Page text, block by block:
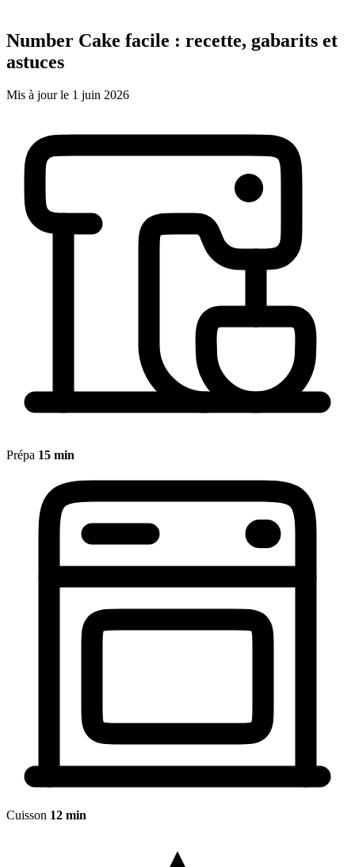
Number Cake facile : recette, gabarits et
astuces
Mis à jour le 1 juin 2026
Prépa 15 min
Cuisson 12 min